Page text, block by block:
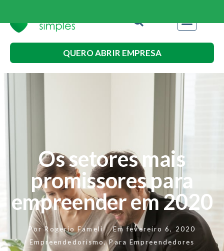
QUERO ABRIR EMPRESA
Os setores mais
promissores para
empreender em 2020
PorRogerio Fameli Em fevereiro 6, 2020
Empreendedorismo,Para Empreendedores